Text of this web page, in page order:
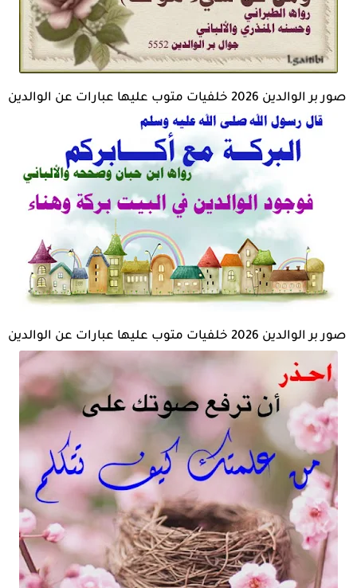
صور بر الوالدين 2026 خلفيات متوب عليها عبارات عن الوالدين
صور بر الوالدين 2026 خلفيات متوب عليها عبارات عن الوالدين